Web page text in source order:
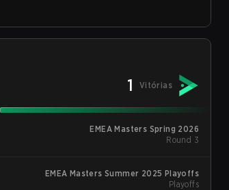
1 Vitórias
EMEA Masters Spring 2026
Round 3
EMEA Masters Summer 2025 Playoffs
Playoffs